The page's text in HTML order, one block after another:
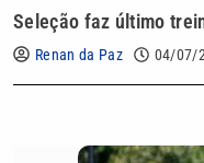
Seleção faz último
Renan da Paz 04/07/